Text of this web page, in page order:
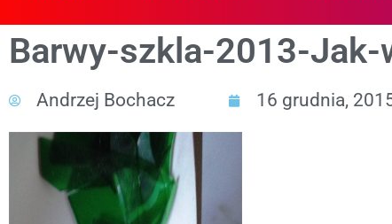
Barwy-szkla-2013-
Andrzej Bochacz 16 grudnia,